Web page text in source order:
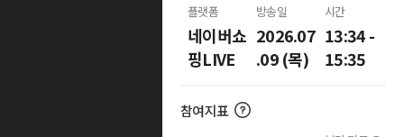
플랫폼
네이버쇼
핑LIVE
방송일
2026.07
.09 (목)
시간
13:34 -
15:35
참여지표